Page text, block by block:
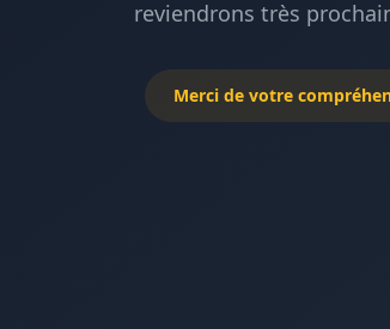
reviendrons très
Merci de votre